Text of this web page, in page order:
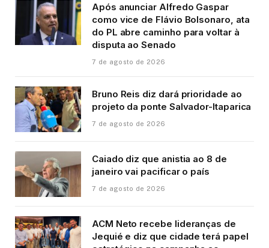
Após anunciar Alfredo Gaspar
como vice de Flávio Bolsonaro, ata
do PL abre caminho para voltar à
disputa ao Senado
7 de agosto de 2026
Bruno Reis diz dará prioridade ao
projeto da ponte Salvador-Itaparica
7 de agosto de 2026
Caiado diz que anistia ao 8 de
janeiro vai pacificar o país
7 de agosto de 2026
ACM Neto recebe lideranças de
Jequié e diz que cidade terá papel